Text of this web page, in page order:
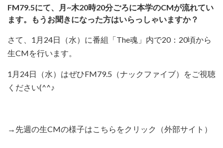
FM79.5にて、月~木20時20分ごろに本学のCMが流れてい
ます。もうお聞きになった方はいらっしゃいますか？
さて、1月24日（水）に番組「The魂」内で20：20頃から
生CMを行います。
1月24日（水）はぜひFM79.5（ナックファイブ）をご視聴
ください(^^♪
→ 先週の生CMの様子はこちらをクリック（外部サイト）